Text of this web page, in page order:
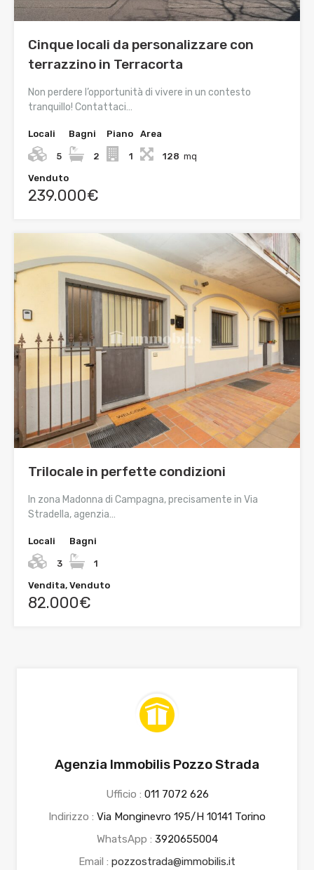
Cinque locali da personalizzare con
terrazzino in Terracorta
Non perdere l’opportunità di vivere in un contesto
tranquillo! Contattaci…
Locali
5
Bagni
2
Piano
1
Area
128 mq
Venduto
239.000€
Trilocale in perfette condizioni
In zona Madonna di Campagna, precisamente in Via
Stradella, agenzia…
Locali
3
Bagni
1
Vendita, Venduto
82.000€
Agenzia Immobilis Pozzo Strada
Ufficio : 011 7072 626
Indirizzo : Via Monginevro 195/H 10141 Torino
WhatsApp : 3920655004
Email : pozzostrada@immobilis.it